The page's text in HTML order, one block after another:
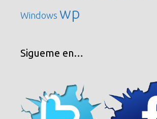
Windows wp
Sigueme en…